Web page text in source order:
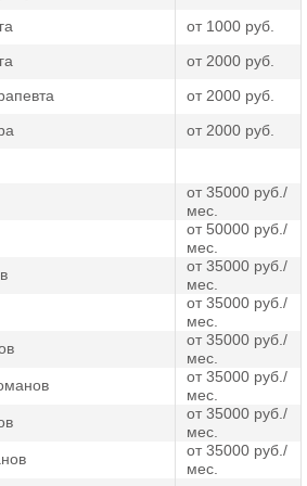
комплексную программу,
только с физиологической
от препаратов. В нашем
реабилитация
именно реабилитация
диспансере, дает
и гарантирует выздоровление.
от 1000 руб.
от 2000 руб.
от 2000 руб.
от 2000 руб.
от 35000 руб./
мес.
от 50000 руб./
мес.
от 35000 руб./
мес.
от 35000 руб./
мес.
от 35000 руб./
мес.
от 35000 руб./
мес.
от 35000 руб./
мес.
от 35000 руб./
мес.